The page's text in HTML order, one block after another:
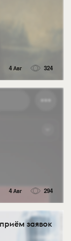
4 Авг 324
4 Авг 294
приём заявок